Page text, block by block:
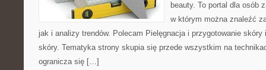
beauty. To portal dla osób
w którym można znaleźć
jak i analizy trendów. Polecam Pielęgnacja i przygotowanie
skóry. Tematyka strony skupia się przede wszystkim na
ogranicza się […]